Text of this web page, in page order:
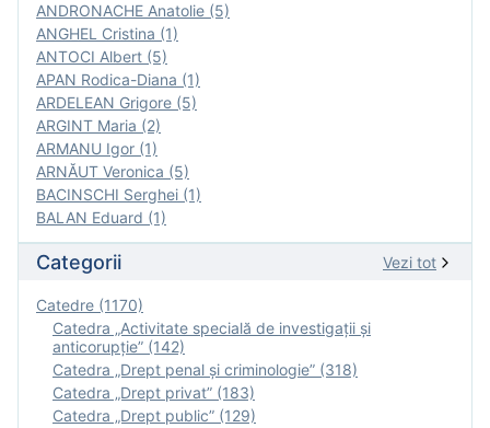
ANDRONACHE Anatolie (5)
ANGHEL Cristina (1)
ANTOCI Albert (5)
APAN Rodica-Diana (1)
ARDELEAN Grigore (5)
ARGINT Maria (2)
ARMANU Igor (1)
ARNĂUT Veronica (5)
BACINSCHI Serghei (1)
BALAN Eduard (1)
Categorii Vezi tot
Catedre (1170)
Catedra „Activitate specială de investigaţii şi
anticorupție” (142)
Catedra „Drept penal și criminologie” (318)
Catedra „Drept privat” (183)
Catedra „Drept public” (129)